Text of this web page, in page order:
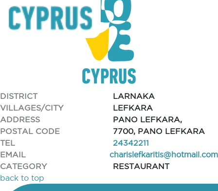
DISTRICT
LARNAKA
VILLAGES/CITY
LEFKARA
ADDRESS
PANO LEFKARA,
POSTAL CODE
7700, PANO LEFKARA
TEL
24342211
EMAIL
charislefkaritis@hotmail.com
CATEGORY
RESTAURANT
back to top